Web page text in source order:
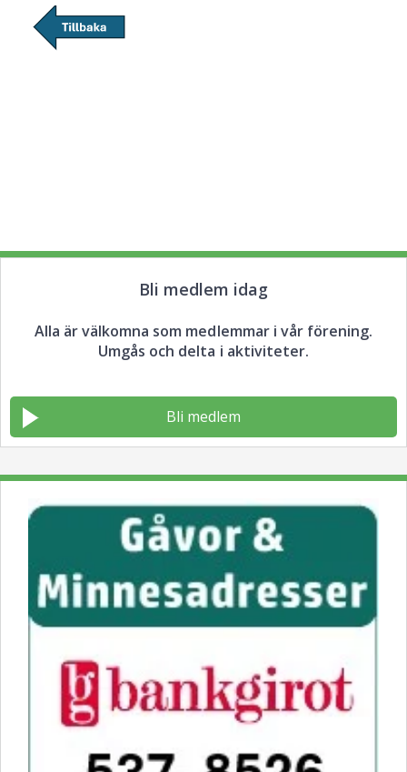
Bli medlem idag
Alla är välkomna som medlemmar i vår förening.
Umgås och delta i aktiviteter.
Bli medlem